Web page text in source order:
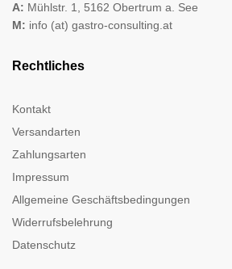
A: Mühlstr. 1, 5162 Obertrum a. See
M: info (at) gastro-consulting.at
Rechtliches
Kontakt
Versandarten
Zahlungsarten
Impressum
Allgemeine Geschäftsbedingungen
Widerrufsbelehrung
Datenschutz